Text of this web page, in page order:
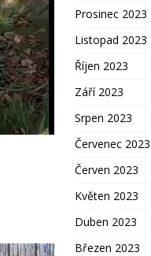
Prosinec 2023
Listopad 2023
Říjen 2023
Září 2023
Srpen 2023
Červenec 2023
Červen 2023
Květen 2023
Duben 2023
Březen 2023